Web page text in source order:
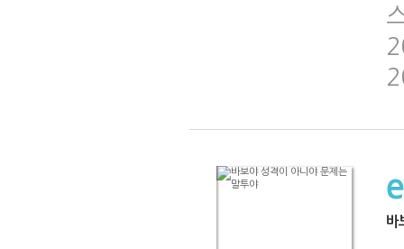
바